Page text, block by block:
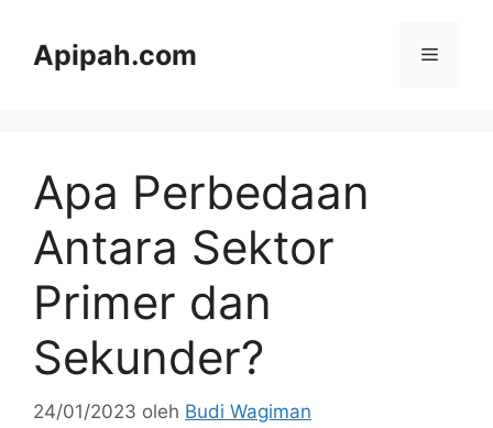
Apipah.com Menu
Apa Perbedaan
Antara Sektor
Primer dan
Sekunder?
24/01/2023 oleh Budi Wagiman